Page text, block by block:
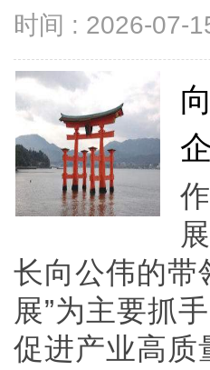
时间 : 2026-07-
长向公伟的带
展”为主要抓
促进产业高质